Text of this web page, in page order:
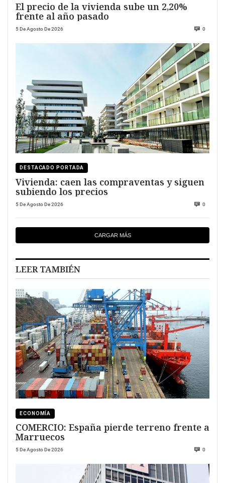
El precio de la vivienda sube un 2,20%
frente al año pasado
5 De Agosto De 2026 0
DESTACADO PORTADA
Vivienda: caen las compraventas y siguen
subiendo los precios
5 De Agosto De 2026 0
CARGAR MÁS
LEER TAMBIÉN
ECONOMÍA
COMERCIO: España pierde terreno frente a
Marruecos
5 De Agosto De 2026 0